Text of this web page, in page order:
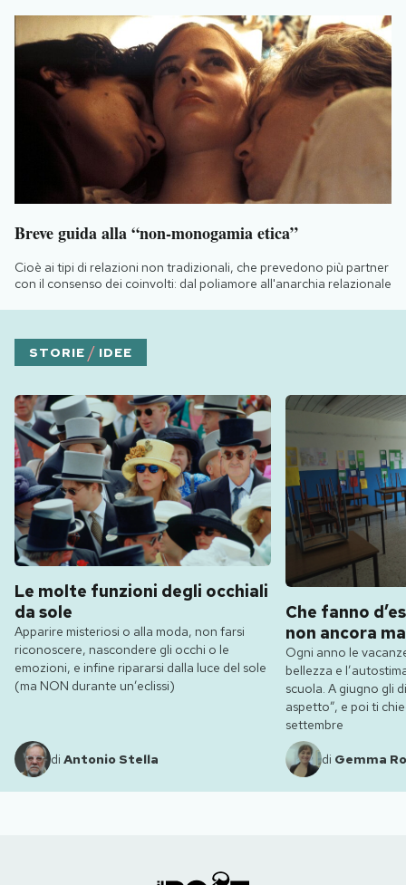
Breve guida alla “non-monogamia etica”
Cioè ai tipi di relazioni non tradizionali, che prevedono più partner
con il consenso dei coinvolti: dal poliamore all'anarchia relazionale
STORIE / IDEE
Le molte funzioni degli occhiali
da sole
Apparire misteriosi o alla moda, non farsi
riconoscere, nascondere gli occhi o le
emozioni, e infine ripararsi dalla luce del sole
(ma NON durante un’eclissi)
di Antonio Stella
Che fanno
non ancora
Ogni anno le
bellezza e
scuola. A giugno gli
aspetto”, e poi ti
settembre
di Gemma